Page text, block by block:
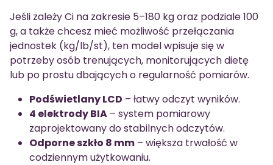
Jeśli zależy Ci na zakresie 5–180 kg oraz podziale 100
g, a także chcesz mieć możliwość przełączania
jednostek (kg/lb/st), ten model wpisuje się w
potrzeby osób trenujących, monitorujących dietę
lub po prostu dbających o regularność pomiarów.
Podświetlany LCD – łatwy odczyt wyników.
4 elektrody BIA – system pomiarowy
zaprojektowany do stabilnych odczytów.
Odporne szkło 8 mm – większa trwałość w
codziennym użytkowaniu.